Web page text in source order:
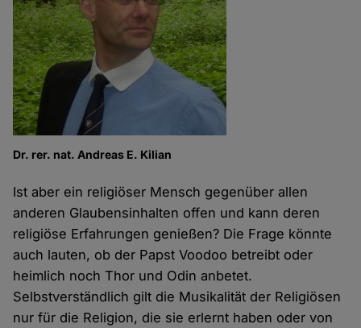
Dr. rer. nat. Andreas E. Kilian
Ist aber ein religiöser Mensch gegenüber allen
anderen Glaubensinhalten offen und kann deren
religiöse Erfahrungen genießen? Die Frage könnte
auch lauten, ob der Papst Voodoo betreibt oder
heimlich noch Thor und Odin anbetet.
Selbstverständlich gilt die Musikalität der Religiösen
nur für die Religion, die sie erlernt haben oder von